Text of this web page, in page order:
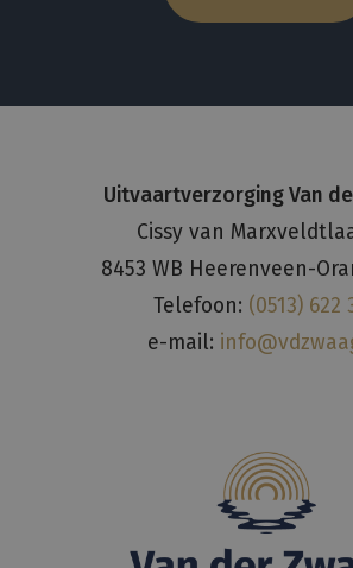
Uitvaartverzorging Van
Cissy van
8453 WB Heerenveen-
Telefoon: (0513) 622
e-mail: